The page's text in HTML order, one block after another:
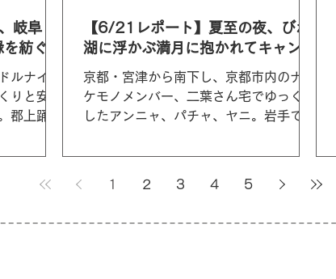
岐阜・
紡ぐ
ルナイト
りと安全
郡上踊り
館で開か
ケモノ倶
【6/21レポート】夏至の夜、びわ
湖に浮かぶ満月に抱かれてキャンド
ルナイトライブ
京都・宮津から南下し、京都市内のナマ
ケモノメンバー、二葉さん宅でゆっくり
したアンニャ、パチャ、ヤニ。岩手での
え、キャラバンに再合流した辻さんと共
形大学コミュニティスペース「結」での
1 2 3 4 5